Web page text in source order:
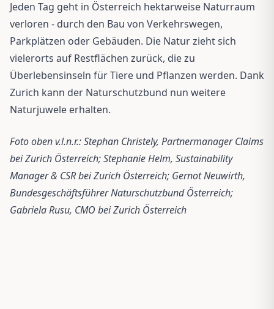
Jeden Tag geht in Österreich hektarweise Naturraum
verloren - durch den Bau von Verkehrswegen,
Parkplätzen oder Gebäuden. Die Natur zieht sich
vielerorts auf Restflächen zurück, die zu
Überlebensinseln für Tiere und Pflanzen werden. Dank
Zurich kann der Naturschutzbund nun weitere
Naturjuwele erhalten.
Foto oben v.l.n.r.: Stephan Christely, Partnermanager Claims
bei Zurich Österreich; Stephanie Helm, Sustainability
Manager & CSR bei Zurich Österreich; Gernot Neuwirth,
Bundesgeschäftsführer Naturschutzbund Österreich;
Gabriela Rusu, CMO bei Zurich Österreich